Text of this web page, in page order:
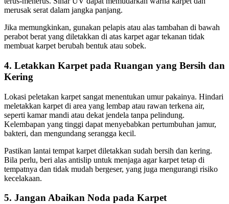
merusak serat dalam jangka panjang.
Jika memungkinkan, gunakan pelapis atau alas tambahan di bawah
perabot berat yang diletakkan di atas karpet agar tekanan tidak
membuat karpet berubah bentuk atau sobek.
4. Letakkan Karpet pada Ruangan yang Bersih dan
Kering
Lokasi peletakan karpet sangat menentukan umur pakainya. Hindari
meletakkan karpet di area yang lembap atau rawan terkena air,
seperti kamar mandi atau dekat jendela tanpa pelindung.
Kelembapan yang tinggi dapat menyebabkan pertumbuhan jamur,
bakteri, dan mengundang serangga kecil.
Pastikan lantai tempat karpet diletakkan sudah bersih dan kering.
Bila perlu, beri alas antislip untuk menjaga agar karpet tetap di
tempatnya dan tidak mudah bergeser, yang juga mengurangi risiko
kecelakaan.
5. Jangan Abaikan Noda pada Karpet